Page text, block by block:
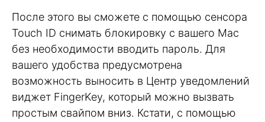
После этого вы сможете с помощью сенсора
Touch ID снимать блокировку с вашего Mac
без необходимости вводить пароль. Для
вашего удобства предусмотрена
возможность выносить в Центр уведомлений
виджет FingerKey, который можно вызвать
простым свайпом вниз. Кстати, с помощью